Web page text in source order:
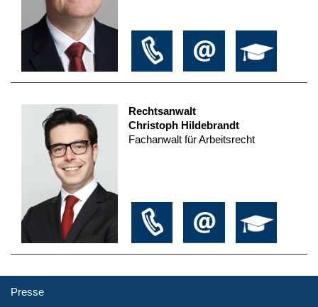
Rechtsanwalt
Christoph Hildebrandt
Fachanwalt für Arbeitsrecht
Presse